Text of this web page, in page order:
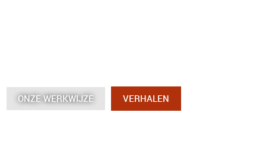
ONZE WERKWIJZE VERHALEN
ONZE WERKWIJZE VERHALEN
ONZE WERKWIJZE VERHALEN
ONZE WERKWIJZE VERHALEN